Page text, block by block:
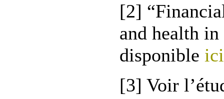
[2]
and health in
disponible
[3] Voir